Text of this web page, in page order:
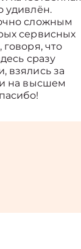
удивлён.
сложным
сервисных
говоря, что
сразу
взялись за
на высшем